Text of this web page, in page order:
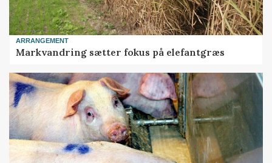
ARRANGEMENT
Markvandring sætter fokus på elefantgræs